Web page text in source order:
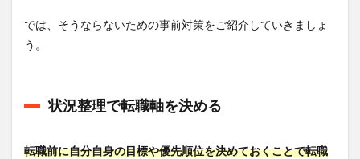
では、そうならないための事前対策をご紹介していきましょ
う。
状況整理で転職軸を決める
転職前に自分自身の目標や優先順位を決めておくことで転職